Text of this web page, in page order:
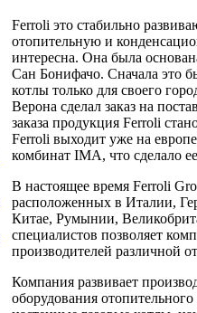
Ferroli это стабильно
отопительную и
интересна. Она была
Сан Бонифачо. Сначала это
котлы только для своего
Верона сделал заказ на
заказа продукция Ferroli
Ferroli выходит уже на
комбинат IMA, что сделало
В настоящее время Ferroli
расположенных в Италии,
Китае, Румынии,
специалистов позволяет
производителей различной
Компания развивает
оборудования